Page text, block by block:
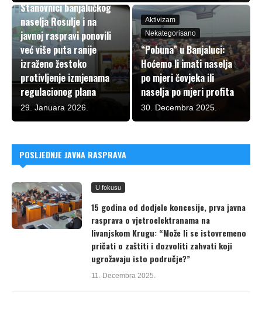
Stanovnici banjalučkog
naselja Rosulje i na
javnoj raspravi ponovili
već više puta ranije
izraženo žestoko
protivljenje izmjenama
regulacionog plana
29. Januara 2026.
Aktivizam
Nekategorisano
“Pobuna” u Banjaluci:
Hoćemo li imati naselja
po mjeri čovjeka ili
naselja po mjeri profita
30. Decembra 2025.
POSLJEDNJE JAVNA RASPRAVA
U fokusu
15 godina od dodjele koncesije, prva javna
rasprava o vjetroelektranama na
livanjskom Krugu: “Može li se istovremeno
pričati o zaštiti i dozvoliti zahvati koji
ugrožavaju isto područje?”
11. Decembra 2025.